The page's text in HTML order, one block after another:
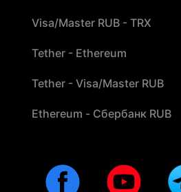
Visa/Master RUB - TRX
Tether - Ethereum
Tether - Visa/Master RUB
Ethereum - Сбербанк RUB